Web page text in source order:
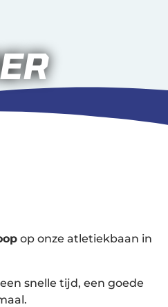
op onze atletiekbaan in
snelle tijd, een goede